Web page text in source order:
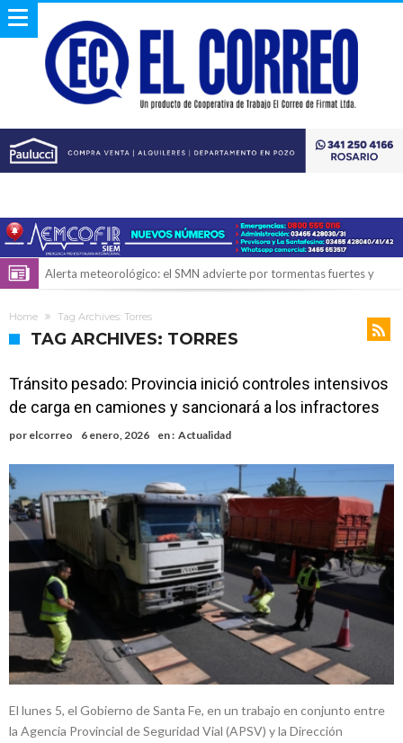
Alerta meteorológico: el SMN advierte por tormentas fuertes y
impacto real en la región
Cañada del Ucle se prepara para la 5ª edición de la Expo Dose
de Los Quirquinchos
Villada: evalúan obras preventivas ante posibles lluvias intensas
Confirmaron la fecha de la maratón “Gödeken Corre”
Comienza una mesa de lectura sobre literatura japonesa en la
Biblioteca Popular Nosotros
Sueño albiceleste: la arquera firmatense Jazmín David fue citada a la
Selección Argentina
Home Tag Archives: Torres
TAG ARCHIVES: TORRES
Tránsito pesado: Provincia inició controles intensivos
de carga en camiones y sancionará a los infractores
por elcorreo 6 enero, 2026 en : Actualidad
El lunes 5, el Gobierno de Santa Fe, en un trabajo en conjunto entre
la Agencia Provincial de Seguridad Vial (APSV) y la Dirección